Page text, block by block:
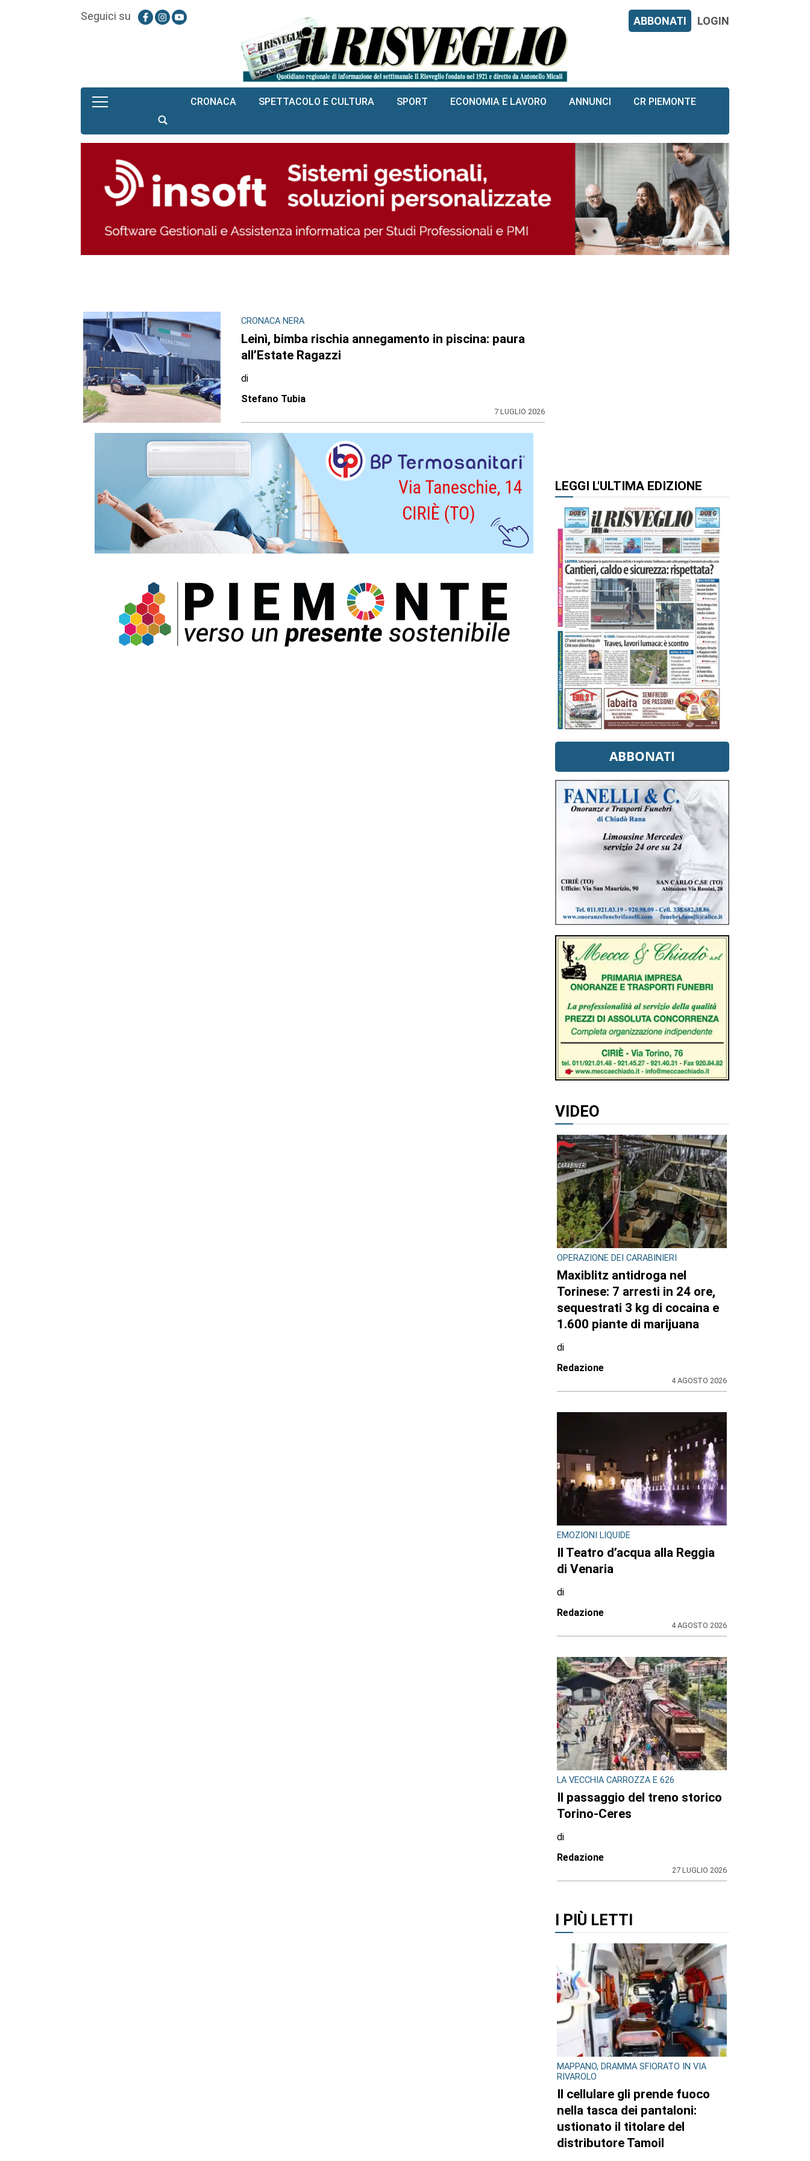
Seguici su ABBONATI LOGIN
CRONACA SPETTACOLO E CULTURA SPORT ECONOMIA E LAVORO ANNUNCI CR PIEMONTE
CRONACA NERA
Leinì, bimba rischia annegamento in piscina: paura
all’Estate Ragazzi
di
Stefano Tubia
7 LUGLIO 2026
LEGGI L'ULTIMA EDIZIONE
ABBONATI
VIDEO
OPERAZIONE DEI CARABINIERI
Maxiblitz antidroga nel
Torinese: 7 arresti in 24 ore,
sequestrati 3 kg di cocaina e
1.600 piante di marijuana
di
Redazione
4 AGOSTO 2026
EMOZIONI LIQUIDE
Il Teatro d’acqua alla Reggia
di Venaria
di
Redazione
4 AGOSTO 2026
LA VECCHIA CARROZZA E 626
Il passaggio del treno storico
Torino-Ceres
di
Redazione
27 LUGLIO 2026
I PIÙ LETTI
MAPPANO, DRAMMA SFIORATO IN VIA
RIVAROLO
Il cellulare gli prende fuoco
nella tasca dei pantaloni:
ustionato il titolare del
distributore Tamoil